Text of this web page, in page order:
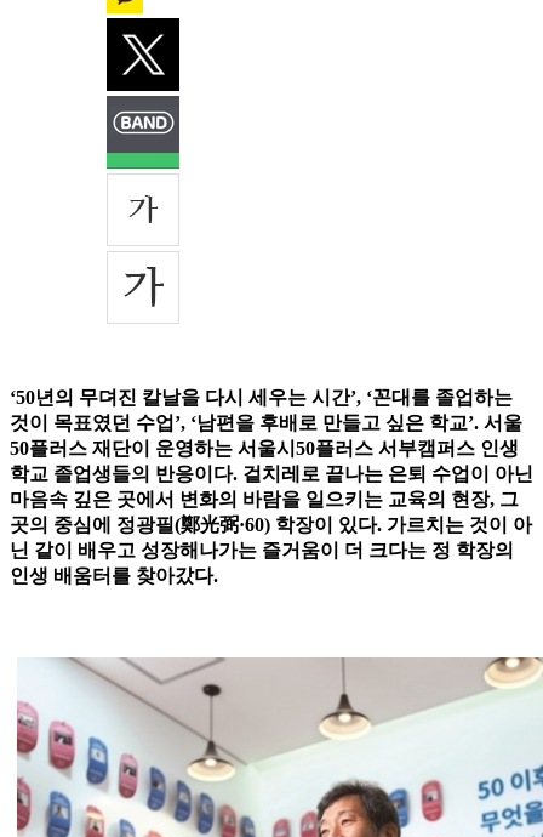
‘50년의 무뎌진 칼날을 다시 세우는 시간’, ‘꼰대를 졸업하는
것이 목표였던 수업’, ‘남편을 후배로 만들고 싶은 학교’. 서울
50플러스 재단이 운영하는 서울시50플러스 서부캠퍼스 인생
학교 졸업생들의 반응이다. 겉치레로 끝나는 은퇴 수업이 아닌
마음속 깊은 곳에서 변화의 바람을 일으키는 교육의 현장, 그
곳의 중심에 정광필(鄭光弼·60) 학장이 있다. 가르치는 것이 아
닌 같이 배우고 성장해나가는 즐거움이 더 크다는 정 학장의
인생 배움터를 찾아갔다.